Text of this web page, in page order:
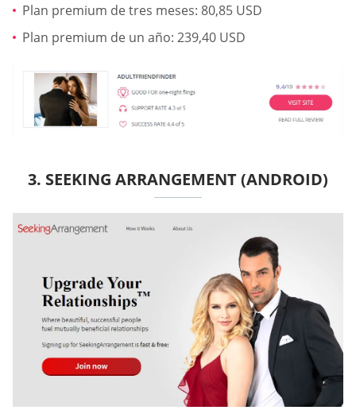
Plan premium de tres meses: 80,85 USD
Plan premium de un año: 239,40 USD
3. SEEKING ARRANGEMENT (ANDROID)